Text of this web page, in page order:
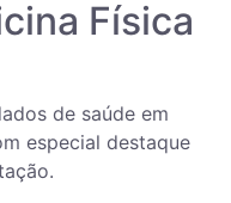
Física
de saúde em
especial destaque